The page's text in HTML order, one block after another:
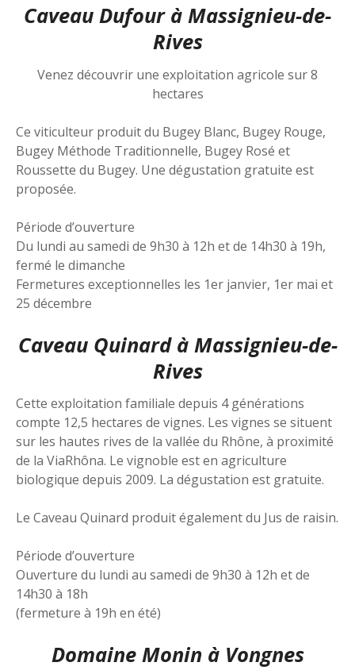
Caveau Dufour à Massignieu-de-
Rives
Venez découvrir une exploitation agricole sur 8
hectares
Ce viticulteur produit du Bugey Blanc, Bugey Rouge,
Bugey Méthode Traditionnelle, Bugey Rosé et
Roussette du Bugey. Une dégustation gratuite est
proposée.
Période d’ouverture
Du lundi au samedi de 9h30 à 12h et de 14h30 à 19h,
fermé le dimanche
Fermetures exceptionnelles les 1er janvier, 1er mai et
25 décembre
Caveau Quinard à Massignieu-de-
Rives
Cette exploitation familiale depuis 4 générations
compte 12,5 hectares de vignes. Les vignes se situent
sur les hautes rives de la vallée du Rhône, à proximité
de la ViaRhôna. Le vignoble est en agriculture
biologique depuis 2009. La dégustation est gratuite.
Le Caveau Quinard produit également du Jus de raisin.
Période d’ouverture
Ouverture du lundi au samedi de 9h30 à 12h et de
14h30 à 18h
(fermeture à 19h en été)
Domaine Monin à Vongnes